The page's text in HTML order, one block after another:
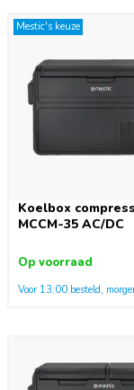
Mestic's keuze
Koelbox
MCCM-35 AC/DC
Op voorraad
Voor 13:00 besteld,